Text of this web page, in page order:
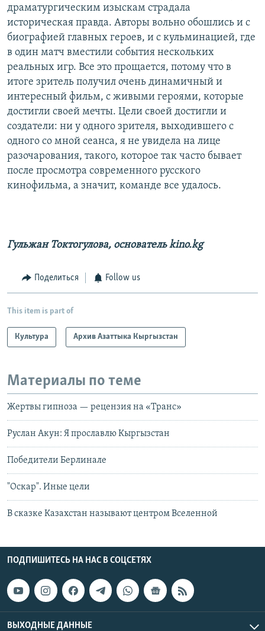
драматургическим изыскам страдала
историческая правда. Авторы вольно обошлись и с
биографией главных героев, и с кульминацией, где
в один матч вместили события нескольких
реальных игр. Все это прощается, потому что в
итоге зритель получил очень динамичный и
интересный фильм, с живыми героями, которые
достигли своей мечты. Цели своей достигли и
создатели: ни у одного зрителя, выходившего с
одного со мной сеанса, я не увидела на лице
разочарования, такого, которое так часто бывает
после просмотра современного русского
кинофильма, а значит, команде все удалось.
Гульжан Токтогулова, основатель kino.kg
Поделиться Follow us
This item is part of
Культура Архив Азаттыка Кыргызстан
Материалы по теме
Жертвы гипноза — рецензия на «Транс»
Руслан Акун: Я прославлю Кыргызстан
Победители Берлинале
"Оскар". Иные цели
В сказке Казахстан называют центром Вселенной
ПОДПИШИТЕСЬ НА НАС В СОЦСЕТЯХ
ВЫХОДНЫЕ ДАННЫЕ